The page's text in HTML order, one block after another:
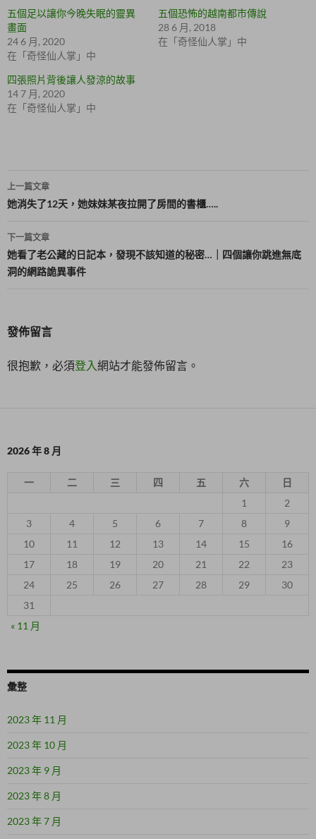
e
r
在
新
視
窗
開
啟
)
a
c
o
k
在
窗
中
五個足以讓你今晚失眠的靈異
畫面
24 6 月, 2020
在「奇怪仙人掌」中
五個恐怖的越南都市傳說
28 6 月, 2018
在「奇怪仙人掌」中
四張照片背後讓人發涼的故事
14 7 月, 2020
在「奇怪仙人掌」中
文
章
導
覽
上一篇文章
她消失了12天，她妹妹某夜拉開了房間的書櫃…..
下一篇文章
她看了老公藏的日記本，發現不該知道的秘密…｜四個讓你跳進無底
洞的網路詭異事件
發佈留言
很抱歉，必須登入網站才能發佈留言。
2026 年 8 月
一 二 三 四 五 六
日
1
2
3
4 5 6 7 8
9
10
11 12 13 14 15
16
17
18 19 20 21 22
23
24
25 26 27 28 29
30
31
« 11 月
彙整
2023 年 11 月
2023 年 10 月
2023 年 9 月
2023 年 8 月
2023 年 7 月